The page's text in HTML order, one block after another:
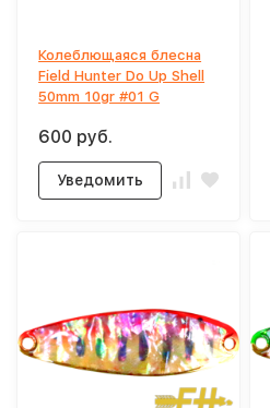
Колеблющаяся блесна
Field Hunter Do Up Shell
50mm 10gr #01 G
600 руб.
Уведомить